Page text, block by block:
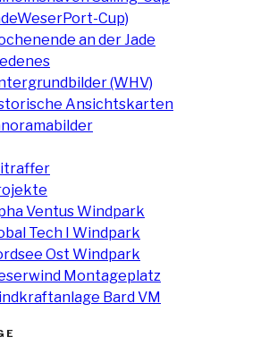
Cup)
an der Jade
(WHV)
Ansichtskarten
Ventus Windpark
Tech I Windpark
Ost Windpark
Montageplatz
Bard VM